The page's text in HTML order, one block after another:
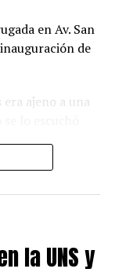
en Av. San
de
ajeno a una
aseguraron
la UNS y